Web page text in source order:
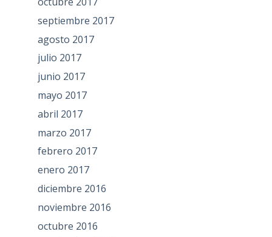
septiembre 2017
agosto 2017
julio 2017
junio 2017
mayo 2017
abril 2017
marzo 2017
febrero 2017
enero 2017
diciembre 2016
noviembre 2016
octubre 2016